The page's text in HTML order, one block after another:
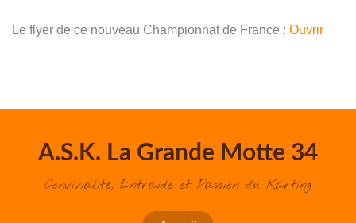
Le flyer de ce nouveau Championnat de France : Ouvrir
A.S.K. La Grande Motte 34
Convivialité, Entraide et Passion du Karting